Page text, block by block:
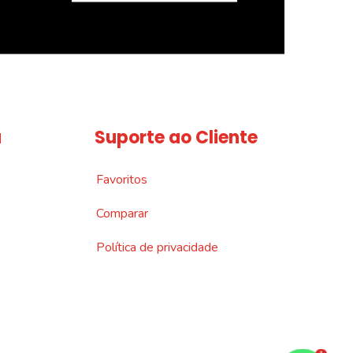
Suporte ao Cliente
Favoritos
Comparar
Política de privacidade